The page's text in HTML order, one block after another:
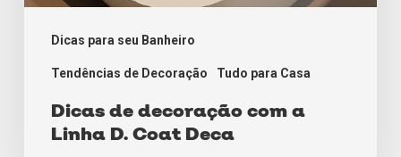
Dicas para seu Banheiro
Tendências de Decoração Tudo para Casa
Dicas de decoração com a
Linha D. Coat Deca